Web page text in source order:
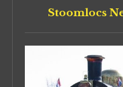
Stoomlocs